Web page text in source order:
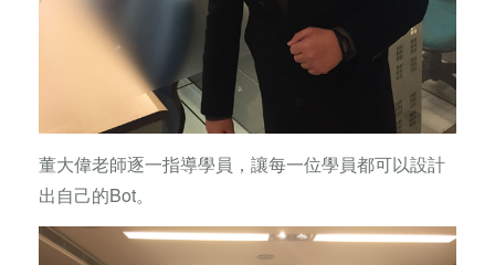
董大偉老師逐一指導學員，讓每一位學員都可以設計
出自己的Bot。